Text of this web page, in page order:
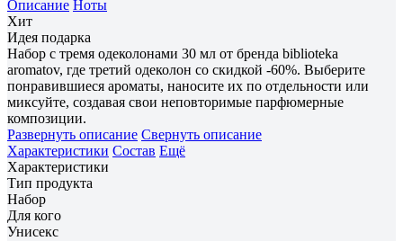
Описание Ноты
Хит
Идея подарка
Набор с тремя одеколонами 30 мл от бренда biblioteka
aromatov, где третий одеколон со скидкой -60%. Выберите
понравившиеся ароматы, наносите их по отдельности или
миксуйте, создавая свои неповторимые парфюмерные
композиции.
Развернуть описание Свернуть описание
Характеристики Состав Ещё
Характеристики
Тип продукта
Набор
Для кого
Унисекс